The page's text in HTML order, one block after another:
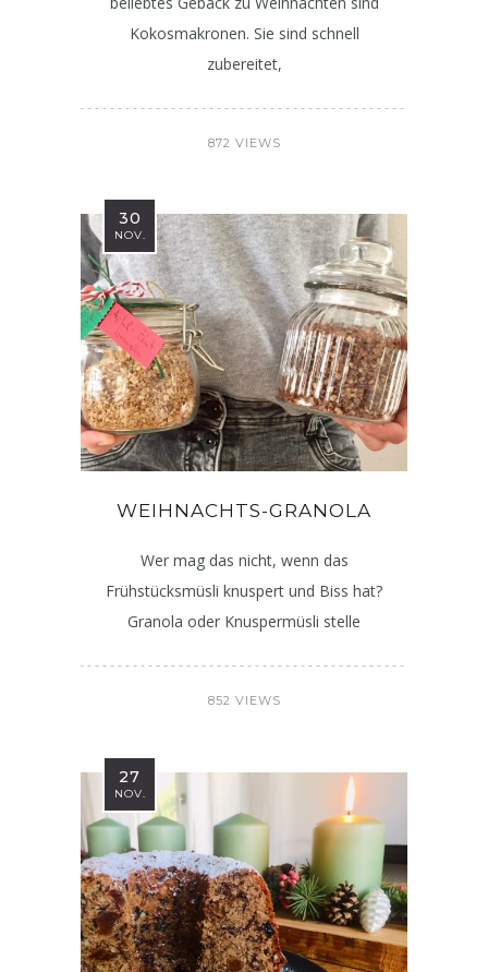
Kokosmakronen. Sie sind schnell
zubereitet,
872 VIEWS
30
NOV.
WEIHNACHTS-GRANOLA
Wer mag das nicht, wenn das
Frühstücksmüsli knuspert und Biss hat?
Granola oder Knuspermüsli stelle
852 VIEWS
27
NOV.